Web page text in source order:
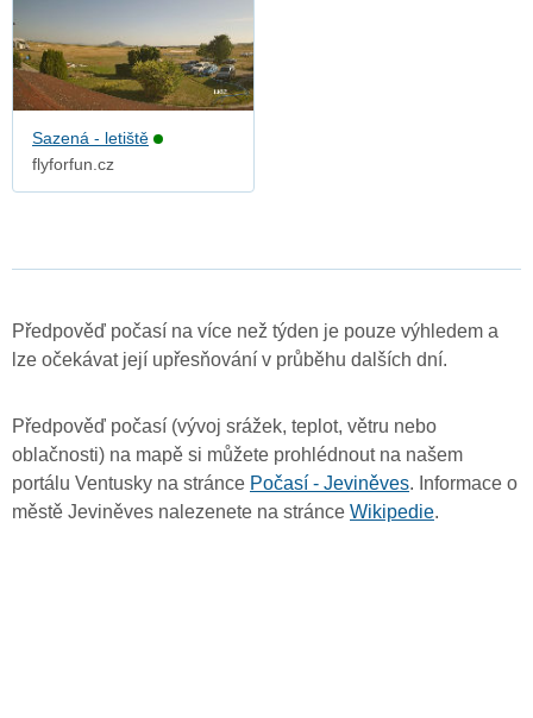
Sazená - letiště
flyforfun.cz
Předpověď počasí na více než týden je pouze výhledem a
lze očekávat její upřesňování v průběhu dalších dní.
Předpověď počasí (vývoj srážek, teplot, větru nebo
oblačnosti) na mapě si můžete prohlédnout na našem
portálu Ventusky na stránce Počasí - Jeviněves. Informace o
městě Jeviněves nalezenete na stránce Wikipedie.